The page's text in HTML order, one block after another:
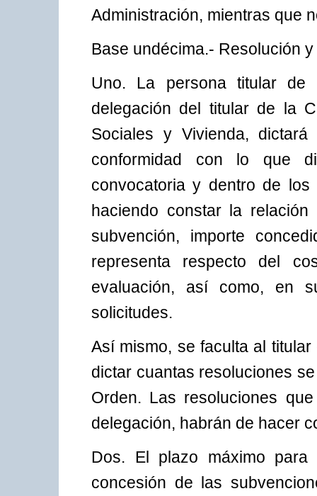
Administración, mientras que
Base undécima.- Resolución
Uno. La persona titular de
delegación del titular de la
Sociales y Vivienda,
conformidad con lo que
convocatoria y dentro de
haciendo constar la
subvención, importe
representa respecto del
evaluación, así como, en
solicitudes.
Así mismo, se faculta al
dictar cuantas resoluciones
Orden. Las resoluciones
delegación, habrán de hacer
Dos. El plazo máximo
concesión de las